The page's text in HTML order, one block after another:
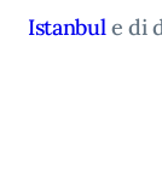
Istanbule di